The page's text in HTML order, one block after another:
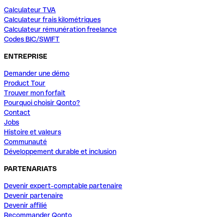
Calculateur TVA
Calculateur frais kilométriques
Calculateur rémunération freelance
Codes BIC/SWIFT
ENTREPRISE
Demander une démo
Product Tour
Trouver mon forfait
Pourquoi choisir Qonto?
Contact
Jobs
Histoire et valeurs
Communauté
Développement durable et inclusion
PARTENARIATS
Devenir expert-comptable partenaire
Devenir partenaire
Devenir affilié
Recommander Qonto